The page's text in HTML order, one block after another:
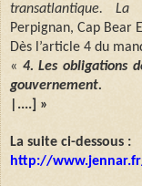
transatlantique.
Perpignan, Cap Bear
Dès l’article 4 du
« 4. Les obligations
gouvernement.
|....] »
La suite ci-dessous :
http://